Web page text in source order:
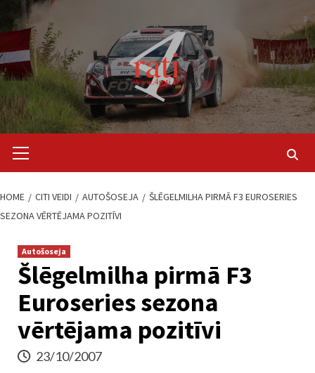
content
Menu
HOME CITI VEIDI AUTOŠOSEJA
ŠLĒGELMILHA PIRMĀ F3 EUROSERIES
SEZONA VĒRTĒJAMA POZITĪVI
Autošoseja
Šlēgelmilha pirmā F3
Euroseries sezona
vērtējama pozitīvi
23/10/2007